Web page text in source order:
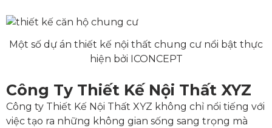
Một số dự án thiết kế nội thất chung cư nổi bật thực
hiện bởi ICONCEPT
Công Ty Thiết Kế Nội Thất XYZ
Công ty Thiết Kế Nội Thất XYZ không chỉ nổi tiếng với
việc tạo ra những không gian sống sang trọng mà